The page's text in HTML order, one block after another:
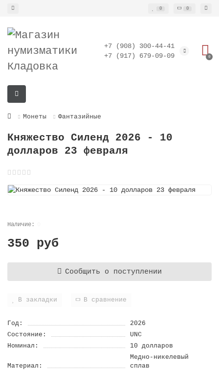
0 0
+7 (908) 300-44-41
+7 (917) 679-09-09
0
Монеты Фантазийные
Княжество Силенд 2026 - 10
долларов 23 февраля
350 руб
Сообщить о поступлении
В закладки В сравнение
Год:
2026
Состояние:
UNC
Номинал:
10 долларов
Материал:
Медно-никелевый
сплав